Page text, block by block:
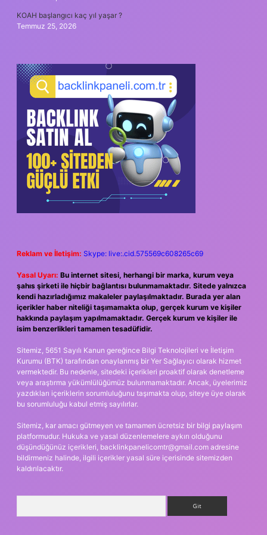
KOAH başlangıcı kaç yıl yaşar ?
Temmuz 25, 2026
Reklam ve İletişim: Skype: live:.cid.575569c608265c69
Yasal Uyarı: Bu internet sitesi, herhangi bir marka, kurum veya
şahıs şirketi ile hiçbir bağlantısı bulunmamaktadır. Sitede yalnızca
kendi hazırladığımız makaleler paylaşılmaktadır. Burada yer alan
içerikler haber niteliği taşımamakta olup, gerçek kurum ve kişiler
hakkında paylaşım yapılmamaktadır. Gerçek kurum ve kişiler ile
isim benzerlikleri tamamen tesadüfidir.
Sitemiz, 5651 Sayılı Kanun gereğince Bilgi Teknolojileri ve İletişim
Kurumu (BTK) tarafından onaylanmış bir Yer Sağlayıcı olarak hizmet
vermektedir. Bu nedenle, sitedeki içerikleri proaktif olarak denetleme
veya araştırma yükümlülüğümüz bulunmamaktadır. Ancak, üyelerimiz
yazdıkları içeriklerin sorumluluğunu taşımakta olup, siteye üye olarak
bu sorumluluğu kabul etmiş sayılırlar.
Sitemiz, kar amacı gütmeyen ve tamamen ücretsiz bir bilgi paylaşım
platformudur. Hukuka ve yasal düzenlemelere aykırı olduğunu
düşündüğünüz içerikleri, backlinkpanelicomtr@gmail.com adresine
bildirmeniz halinde, ilgili içerikler yasal süre içerisinde sitemizden
kaldırılacaktır.